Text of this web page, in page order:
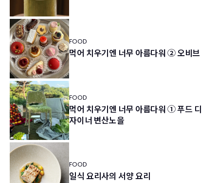
FOOD
먹어 치우기엔 너무 아름다워 ② 오비브
FOOD
먹어 치우기엔 너무 아름다워 ① 푸드 디
자이너 변산노을
FOOD
일식 요리사의 서양 요리